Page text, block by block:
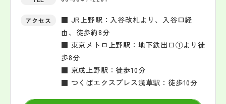
アクセス
■ JR上野駅：入谷改札より、入谷口経
由、徒歩約8分
■ 東京メトロ上野駅：地下鉄出口①より徒
歩8分
■ 京成上野駅：徒歩10分
■ つくばエクスプレス浅草駅：徒歩10分